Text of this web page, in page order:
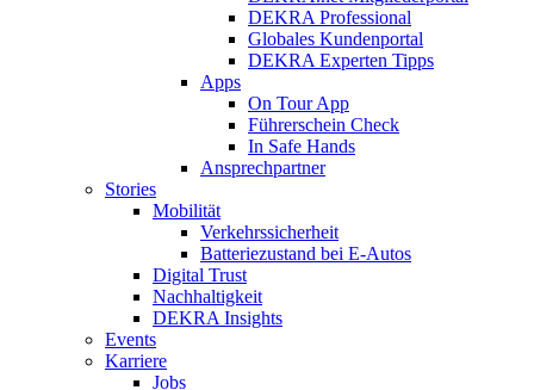
DEKRA Professional
Globales Kundenportal
DEKRA Experten Tipps
Apps
On Tour App
Führerschein Check
In Safe Hands
Ansprechpartner
Stories
Mobilität
Verkehrssicherheit
Batteriezustand bei E-Autos
Digital Trust
Nachhaltigkeit
DEKRA Insights
Events
Karriere
Jobs